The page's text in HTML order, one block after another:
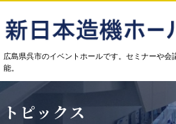
広島県呉市のイベントホールです。セミナーや
能。
トピックス